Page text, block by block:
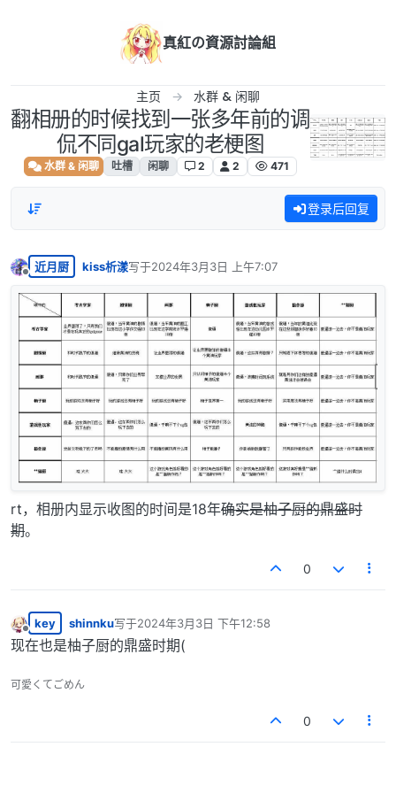
真紅の資源討論組
主页 水群 & 闲聊
翻相册的时候找到一张多年前的调
侃不同gal玩家的老梗图
水群 & 闲聊 吐槽 闲聊 2 2 471
登录后回复
离线
近月厨 kiss析漾写于2024年3月3日 上午7:07
最后由 编辑
rt，相册内显示收图的时间是18年确实是柚子厨的鼎盛时
期。
0
离线
key shinnku写于2024年3月3日 下午12:58
最后由 编辑
现在也是柚子厨的鼎盛时期(
可愛くてごめん
0